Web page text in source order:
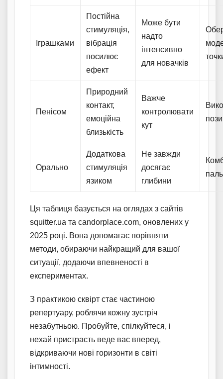
Іграшками
Постійна
стимуляція,
вібрація
посилює
ефект
Може бути
надто
інтенсивно
для новачків
Пенісом
Природний
контакт,
емоційна
близькість
Важче
контролювати
кут
Орально
Додаткова
стимуляція
язиком
Не завжди
досягає
глибини
Ця таблиця базується на оглядах з сайтів
squitter.ua та candorplace.com, оновлених у
2025 році. Вона допомагає порівняти
методи, обираючи найкращий для вашої
ситуації, додаючи впевненості в
експериментах.
З практикою сквірт стає частиною
репертуару, роблячи кожну зустріч
незабутньою. Пробуйте, спілкуйтеся, і
нехай пристрасть веде вас вперед,
відкриваючи нові горизонти в світі
інтимності.